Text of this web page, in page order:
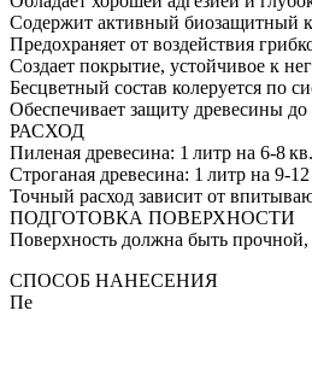
Содержит активный биозащитный
Предохраняет от воздействия
Создает покрытие, устойчивое к
Бесцветный состав колеруется по
Обеспечивает защиту древесины до
РАСХОД
Пиленая древесина: 1 литр на 6-8
Строганая древесина: 1 литр на 9-
Точный расход зависит от
ПОДГОТОВКА ПОВЕРХНОСТИ
Поверхность должна быть
СПОСОБ НАНЕСЕНИЯ
Пе